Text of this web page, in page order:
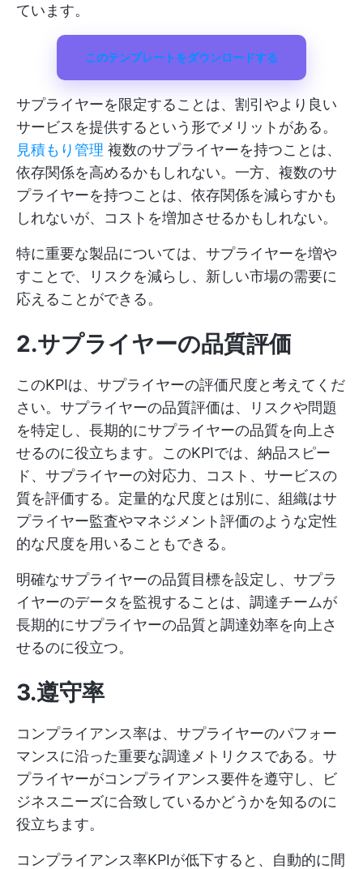
ています。
このテンプレートをダウンロードする
サプライヤーを限定することは、割引やより良い
サービスを提供するという形でメリットがある。
見積もり管理 複数のサプライヤーを持つことは、
依存関係を高めるかもしれない。一方、複数のサ
プライヤーを持つことは、依存関係を減らすかも
しれないが、コストを増加させるかもしれない。
特に重要な製品については、サプライヤーを増や
すことで、リスクを減らし、新しい市場の需要に
応えることができる。
2.サプライヤーの品質評価
このKPIは、サプライヤーの評価尺度と考えてくだ
さい。サプライヤーの品質評価は、リスクや問題
を特定し、長期的にサプライヤーの品質を向上さ
せるのに役立ちます。このKPIでは、納品スピー
ド、サプライヤーの対応力、コスト、サービスの
質を評価する。定量的な尺度とは別に、組織はサ
プライヤー監査やマネジメント評価のような定性
的な尺度を用いることもできる。
明確なサプライヤーの品質目標を設定し、サプラ
イヤーのデータを監視することは、調達チームが
長期的にサプライヤーの品質と調達効率を向上さ
せるのに役立つ。
3.遵守率
コンプライアンス率は、サプライヤーのパフォー
マンスに沿った重要な調達メトリクスである。サ
プライヤーがコンプライアンス要件を遵守し、ビ
ジネスニーズに合致しているかどうかを知るのに
役立ちます。
コンプライアンス率KPIが低下すると、自動的に間